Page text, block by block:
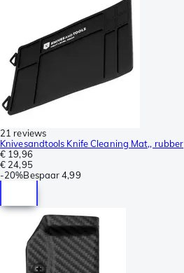
21 reviews
Knivesandtools Knife Cleaning Mat,, rubber
€ 19,96
€ 24,95
-20%Bespaar 4,99